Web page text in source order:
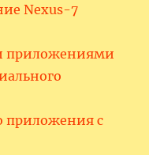
Nexus-7
приложениями
приложения с